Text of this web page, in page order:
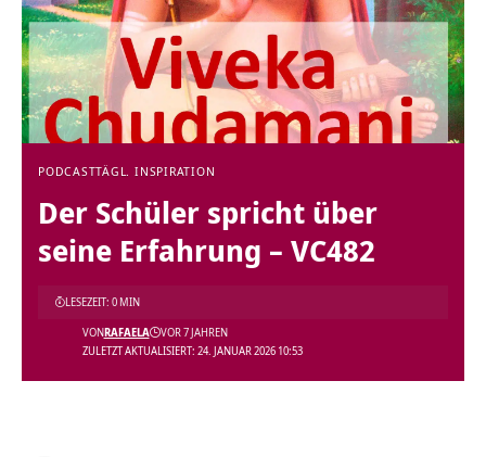
PODCASTTÄGL. INSPIRATION
Der Schüler spricht über
seine Erfahrung – VC482
ZULETZT AKTUALISIERT: 24. JANUAR 2026 10:53
VONRAFAELA VOR 7 JAHREN
LESEZEIT: 0 MIN